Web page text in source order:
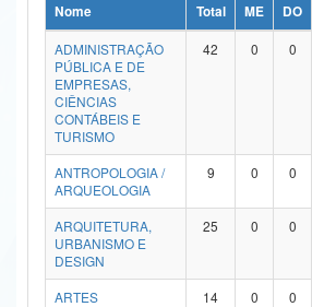
Ministério da Ciência, Tecnologia, Inovações e
Ministério do Meio Ambiente
Ministério do Turismo
Ministério do Desenvolvimento Regional
Controladoria-Geral da União
Ministério da Mulher, da Família e dos Direitos
Nome Total ME DO
ADMINISTRAÇÃO
PÚBLICA E DE
EMPRESAS,
CIÊNCIAS
CONTÁBEIS E
TURISMO
42 0 0
ANTROPOLOGIA /
ARQUEOLOGIA
9 0 0
ARQUITETURA,
URBANISMO E
DESIGN
25 0 0
ARTES 14 0 0